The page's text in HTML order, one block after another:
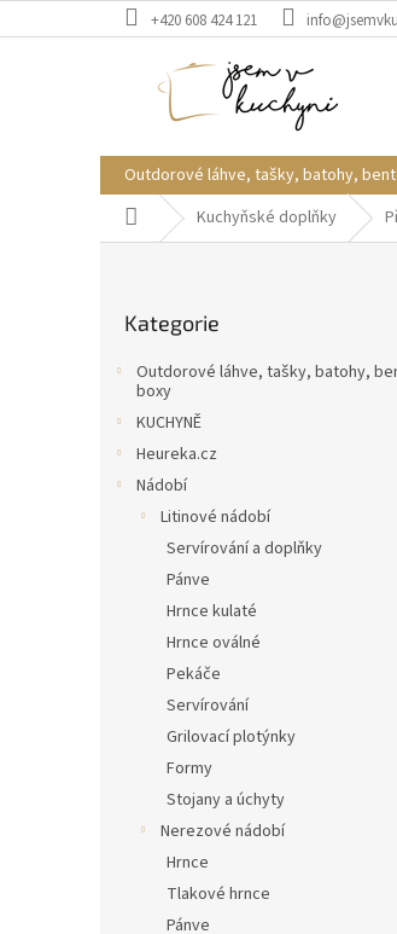
na
+420 608 424 121
Outdorové láhve, tašky, batohy,
Domů Kuchyňské doplňky
kategorie
Kategorie
Outdorové láhve, tašky, batohy,
boxy
KUCHYNĚ
Heureka.cz
Nádobí
Litinové nádobí
Servírování a doplňky
Pánve
Hrnce kulaté
Hrnce oválné
Pekáče
Servírování
Grilovací plotýnky
Formy
Stojany a úchyty
Nerezové nádobí
Hrnce
Tlakové hrnce
Pánve